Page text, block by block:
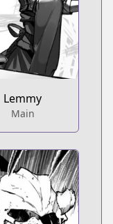
Lemmy
Main